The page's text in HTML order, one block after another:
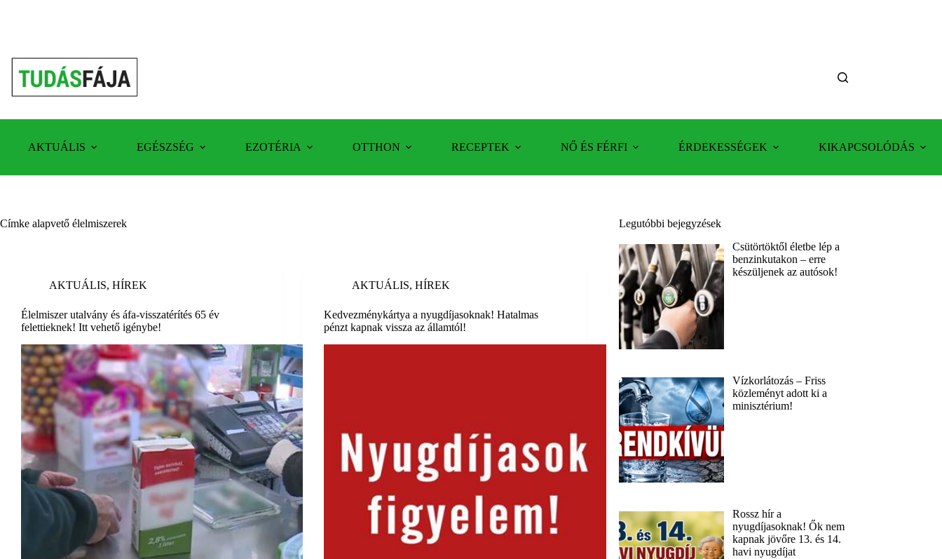
AKTUÁLIS EGÉSZSÉG EZOTÉRIA OTTHON RECEPTEK NŐ ÉS FÉRFI ÉRDEKESSÉGEK KIKAPCSOLÓDÁS
Címke alapvető élelmiszerek
AKTUÁLIS, HÍREK
Élelmiszer utalvány és áfa-visszatérítés 65 év
felettieknek! Itt vehető igénybe!
AKTUÁLIS,HÍREK
Kedvezménykártya a nyugdíjasoknak! Hatalmas
pénzt kapnak vissza az államtól!
Legutóbbi bejegyzések
Csütörtöktől életbe lép a
benzinkutakon – erre
készüljenek az autósok!
Vízkorlátozás – Friss
közleményt adott ki a
minisztérium!
Rossz hír a
nyugdíjasoknak! Ők nem
kapnak jövőre 13. és 14.
havi nyugdíjat